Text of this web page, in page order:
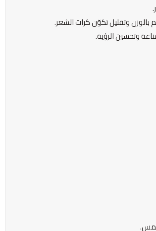
بالوزن وتقليل تكوّن كرات الشعر.